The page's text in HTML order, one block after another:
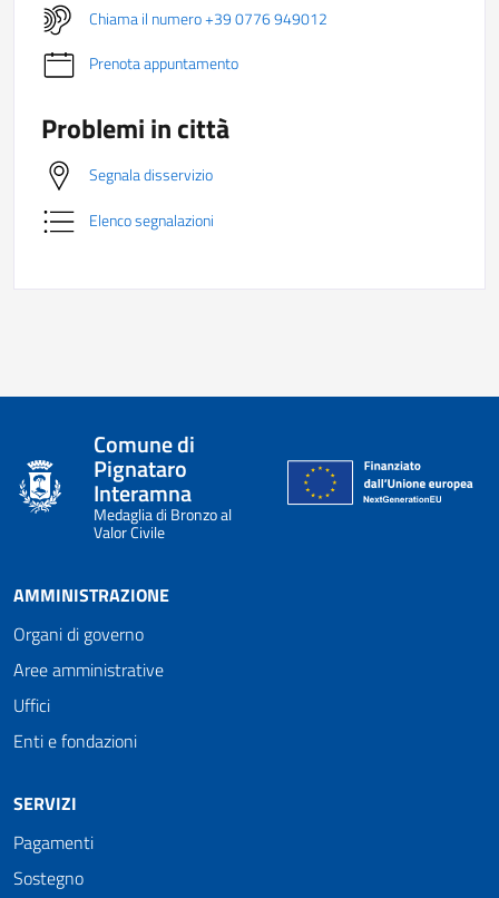
Chiama il numero +39 0776 949012
Prenota appuntamento
Problemi in città
Segnala disservizio
Elenco segnalazioni
Comune di
Pignataro
Interamna
Medaglia di Bronzo al
Valor Civile
AMMINISTRAZIONE
Organi di governo
Aree amministrative
Uffici
Enti e fondazioni
SERVIZI
Pagamenti
Sostegno